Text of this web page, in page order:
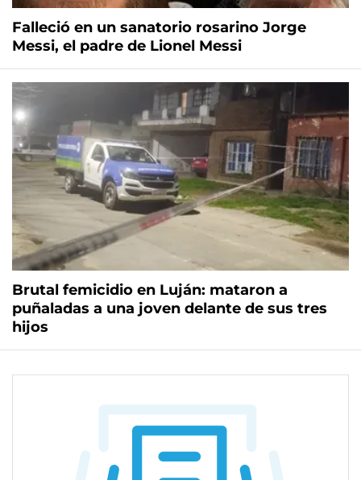
Falleció en un sanatorio rosarino Jorge
Messi, el padre de Lionel Messi
Brutal femicidio en Luján: mataron a
puñaladas a una joven delante de sus tres
hijos